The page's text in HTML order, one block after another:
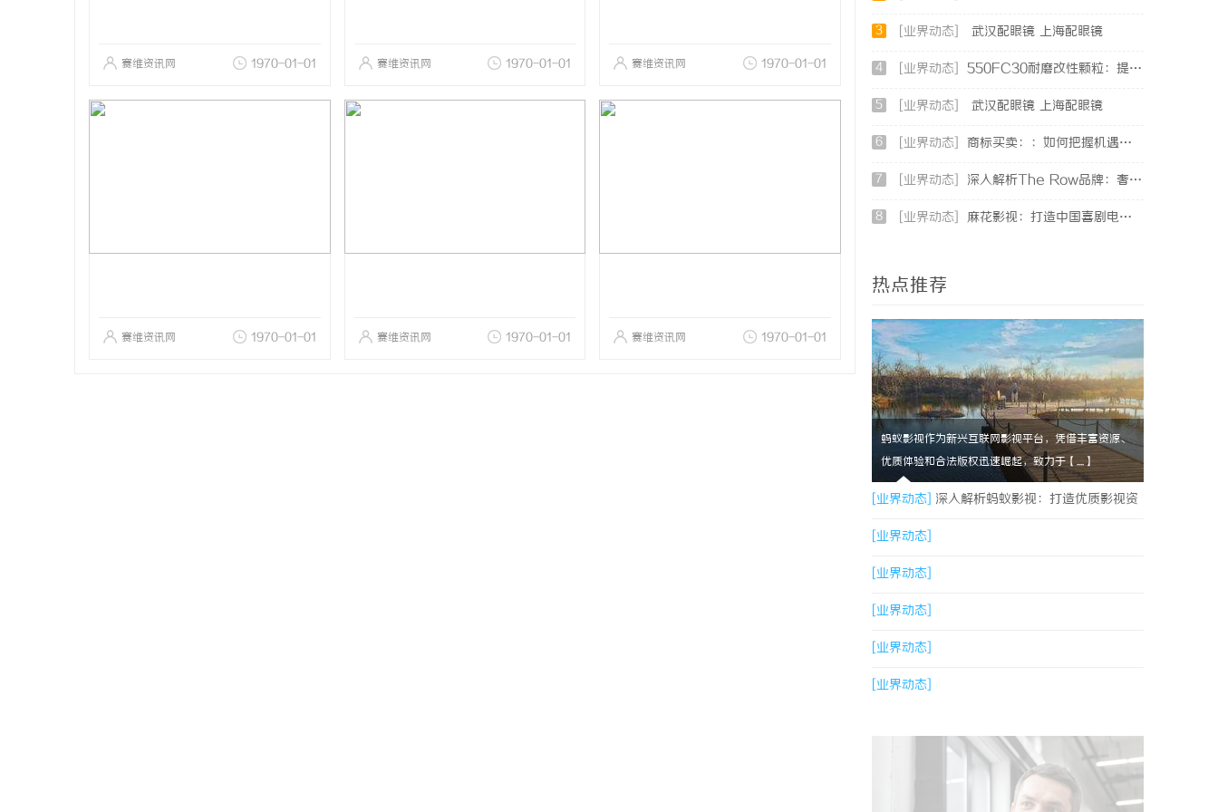
赛维资讯网 1970-01-01 赛维资讯网 1970-01-01 赛维资讯网 1970-01-01
赛维资讯网 1970-01-01 赛维资讯网 1970-01-01 赛维资讯网 1970-01-01
3 [业界动态] 武汉配眼镜 上海配眼镜
4 [业界动态] 550FC30耐磨改性颗粒：提升材料性能的新选择
5 [业界动态] 武汉配眼镜 上海配眼镜
6 [业界动态] 商标买卖：：如何把握机遇与规避风险
7 [业界动态] 深入解析The Row品牌：奢华时尚的典范与设计哲学
8 [业界动态] 麻花影视：打造中国喜剧电影的新标杆与文化现象
热点推荐
蚂蚁影视作为新兴互联网影视平台，凭借丰富资源、
优质体验和合法版权迅速崛起，致力于【....】
[业界动态] 深入解析蚂蚁影视：打造优质影视资
源新平台
[业界动态]
[业界动态]
[业界动态]
[业界动态]
[业界动态]